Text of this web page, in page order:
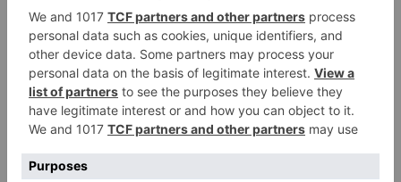
Fütterungsprobleme – Bedarfsgerechte
Einführung von Beikost bei Kindern
Das richtige Alter für den Kindergarten
Das Trotzalter – eine nervenaufreibende Phase
im Kleinkindalter